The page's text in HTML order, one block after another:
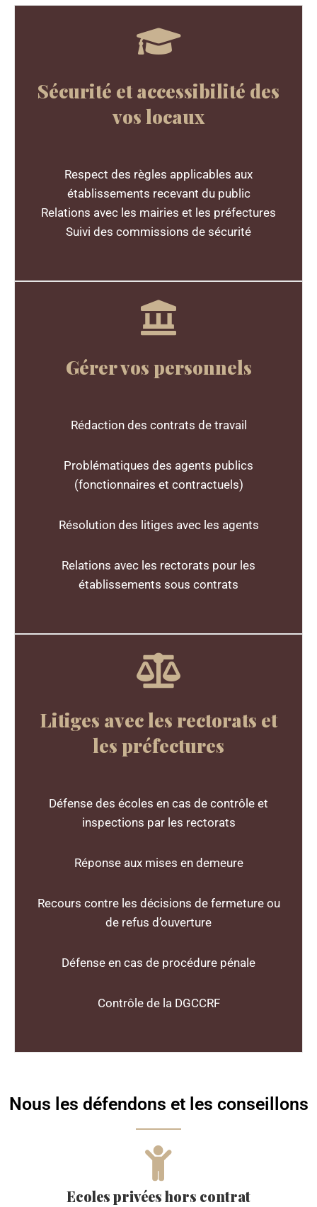
Sécurité et accessibilité des
vos locaux
Respect des règles applicables aux
établissements recevant du public
Relations avec les mairies et les préfectures
Suivi des commissions de sécurité
Gérer vos personnels
Rédaction des contrats de travail
Problématiques des agents publics
(fonctionnaires et contractuels)
Résolution des litiges avec les agents
Relations avec les rectorats pour les
établissements sous contrats
Litiges avec les rectorats et
les préfectures
Défense des écoles en cas de contrôle et
inspections par les rectorats
Réponse aux mises en demeure
Recours contre les décisions de fermeture ou
de refus d’ouverture
Défense en cas de procédure pénale
Contrôle de la DGCCRF
Nous les défendons et les conseillons
Ecoles privées hors contrat